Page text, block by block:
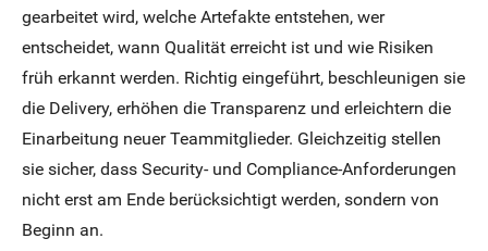
gearbeitet wird, welche Artefakte entstehen, wer
entscheidet, wann Qualität erreicht ist und wie Risiken
früh erkannt werden. Richtig eingeführt, beschleunigen sie
die Delivery, erhöhen die Transparenz und erleichtern die
Einarbeitung neuer Teammitglieder. Gleichzeitig stellen
sie sicher, dass Security- und Compliance-Anforderungen
nicht erst am Ende berücksichtigt werden, sondern von
Beginn an.